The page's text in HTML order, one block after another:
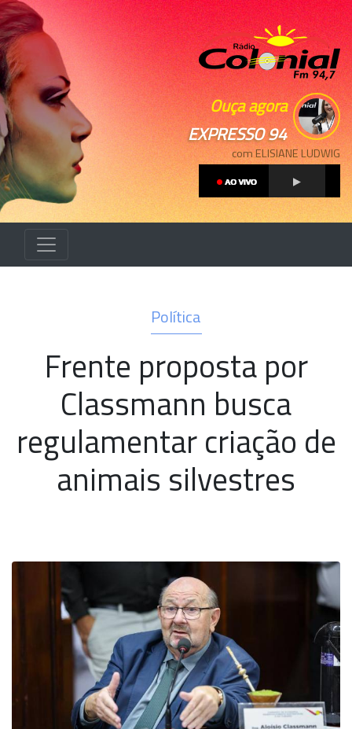
Ouça agora
EXPRESSO 94
com ELISIANE LUDWIG
Política
Frente proposta por
Classmann busca
regulamentar criação de
animais silvestres